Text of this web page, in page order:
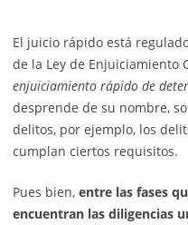
El juicio rápido está
de la Ley de Enjuiciamiento
enjuiciamiento rápido de
desprende de su nombre,
delitos, por ejemplo, los
cumplan ciertos requisitos.
Pues bien, entre las fases
encuentran las diligencias